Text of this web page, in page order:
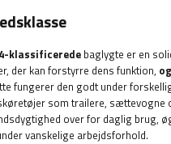
klassificerede baglygte er en
der kan forstyrre dens funktion,
fungerer den godt under
som trailere, sættevogne
over for daglig brug,
vanskelige arbejdsforhold.